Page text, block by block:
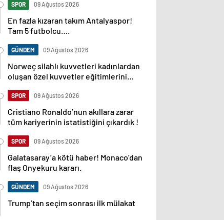
SPOR 09 Ağustos 2026
En fazla kızaran takım Antalyaspor!
Tam 5 futbolcu….
GÜNDEM 09 Ağustos 2026
Norweç silahlı kuvvetleri kadınlardan
oluşan özel kuvvetler eğitimlerini
SPOR 09 Ağustos 2026
Cristiano Ronaldo’nun akıllara zarar
tüm kariyerinin istatistiğini çıkardık !
SPOR 09 Ağustos 2026
Galatasaray’a kötü haber! Monaco’dan
flaş Onyekuru kararı.
GÜNDEM 09 Ağustos 2026
Trump’tan seçim sonrası ilk mülakat